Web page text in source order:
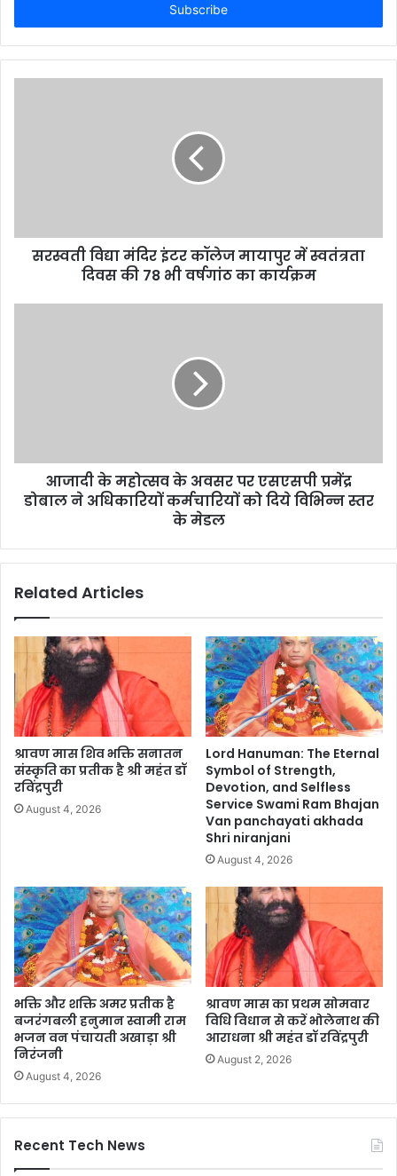
r
y
d
सरस्वती विद्या मंदिर इंटर कॉलेज मायापुर में स्वतंत्रता
दिवस की 78 भी वर्षगांठ का कार्यक्रम
आजादी के महोत्सव के अवसर पर एसएसपी प्रमेंद्र
डोबाल ने अधिकारियों कर्मचारियों को दिये विभिन्न स्तर
के मेडल
Related Articles
श्रावण मास शिव भक्ति सनातन
संस्कृति का प्रतीक है श्री महंत डॉ
रविंद्रपुरी
August 4, 2026
Lord Hanuman: The Eternal
Symbol of Strength,
Devotion, and Selfless
Service Swami Ram Bhajan
Van panchayati akhada
Shri niranjani
August 4, 2026
भक्ति और शक्ति अमर प्रतीक है
बजरंगबली हनुमान स्वामी राम
भजन वन पंचायती अखाड़ा श्री
निरंजनी
August 4, 2026
श्रावण मास का प्रथम सोमवार
विधि विधान से करें भोलेनाथ की
आराधना श्री महंत डॉ रविंद्रपुरी
August 2, 2026
Recent Tech News